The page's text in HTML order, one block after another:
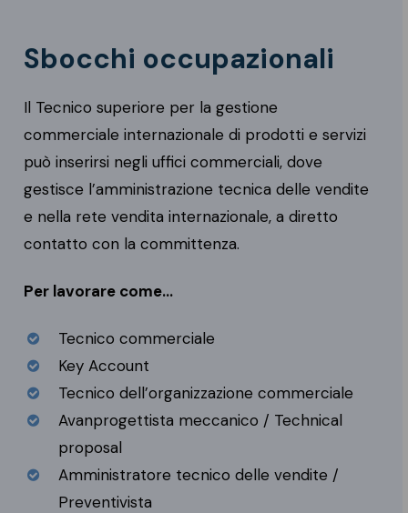
Sbocchi occupazionali
Il Tecnico superiore per la gestione
commerciale internazionale di prodotti e servizi
può inserirsi negli uffici commerciali, dove
gestisce l’amministrazione tecnica delle vendite
e nella rete vendita internazionale, a diretto
contatto con la committenza.
Per lavorare come…
Tecnico commerciale
Key Account
Tecnico dell’organizzazione commerciale
Avanprogettista meccanico / Technical
proposal
Amministratore tecnico delle vendite /
Preventivista